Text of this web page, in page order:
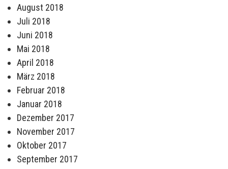
August 2018
Juli 2018
Juni 2018
Mai 2018
April 2018
März 2018
Februar 2018
Januar 2018
Dezember 2017
November 2017
Oktober 2017
September 2017